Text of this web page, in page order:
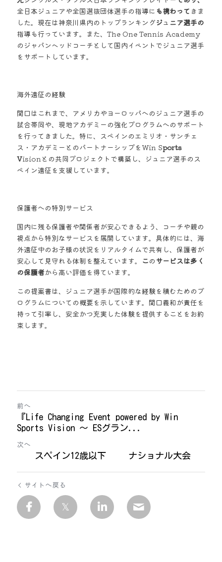
全日本ジュニアや全国選抜団体選手の指導に も携わって きま
した。現在は神奈川県内のトップランキングジュ ニア選手の
指導も行っています。また、The One Tennis Academy
のジャパンヘッドコーチとして国内イベントでジュニア選手
をサポートしています。
海外遠征の経験
関口はこれまで、アメリカやヨーロッパへのジュニア選手の
試合帯同や、現地アカデミーの強化プログラムへのサポート
を行ってきました。特に、スペインのエミリオ・サンチェ
ス・アカデミーとのパートナーシップをWin Sports
Visionとの共同プロジェクトで構築し、ジュニア選手のス
ペイン遠征を支援しています。
保護者への特別サービス
国内に残る保護者や関係者が安心できるよう、コーチや親の
視点から特別なサービスを展開しています。具体的には、海
外遠征中のお子様の状況をリアルタイムで共有し、保護者が
安心して見守れる体制を整えています。 この サービスは多く
の保護者から高い評価を得ています。
この提案書は、ジュニア選手が国際的な経験を積むためのプ
ログラムについての概要を示しています。関口義和が責任を
持って引率し、安全かつ充実した体験を提供することをお約
束します。
前へ
『Life Changing Event powered by Win
Sports Vision 〜 ESグラン...
次へ
スペイン12歳以下 ナショナル大会
サイトへ戻る